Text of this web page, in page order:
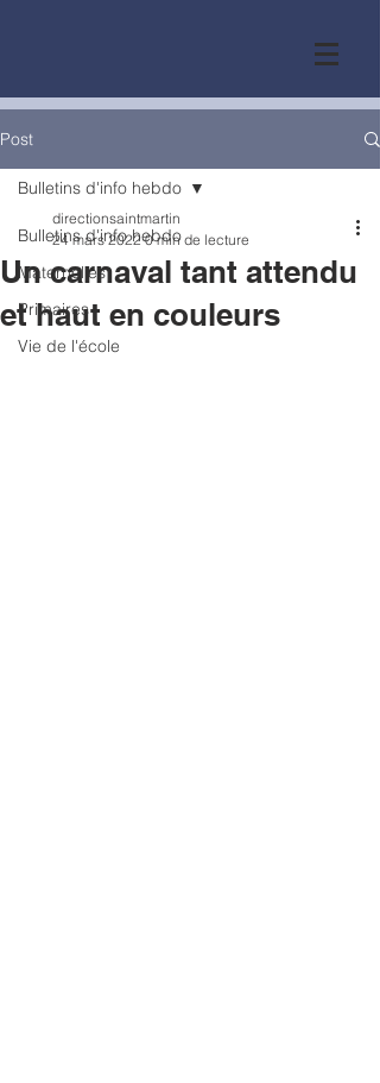
Post
Bulletins d'info hebdo
Maternelles
Primaires
Vie de l'école
Bulletins d'info hebdo
Un carnaval tant attendu
et haut en couleurs
directionsaintmartin
24 mars 2022 0 min de lecture